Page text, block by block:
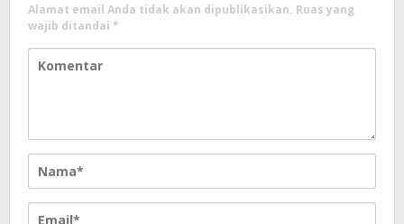
Alamat email Anda tidak akan dipublikasikan. Ruas yang
wajib ditandai *